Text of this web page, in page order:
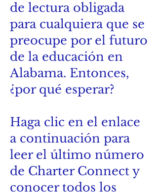
de lectura obligada
para cualquiera que se
preocupe por el futuro
de la educación en
Alabama. Entonces,
¿por qué esperar?
Haga clic en el enlace
a continuación para
leer el último número
de Charter Connect y
conocer todos los